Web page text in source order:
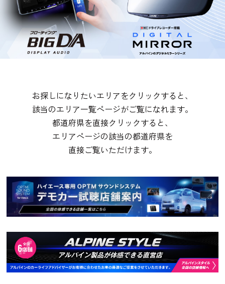
お探しになりたいエリアをクリックすると、
該当のエリア一覧ページがご覧になれます。
都道府県を直接クリックすると、
エリアページの該当の都道府県を
直接ご覧いただけます。